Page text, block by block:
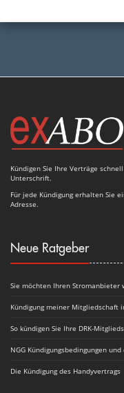
Kündigen Sie Ihre Verträge
Unterschrift.
Für jede Kündigung erhalten Sie
Adresse.
Neue Ratgeber
Sie möchten Ihren Stromanbieter
Kündigung meiner
So kündigen Sie Ihre DRK-
NGG Kündigungsbedingungen
Die Kündigung des Handyvertrags